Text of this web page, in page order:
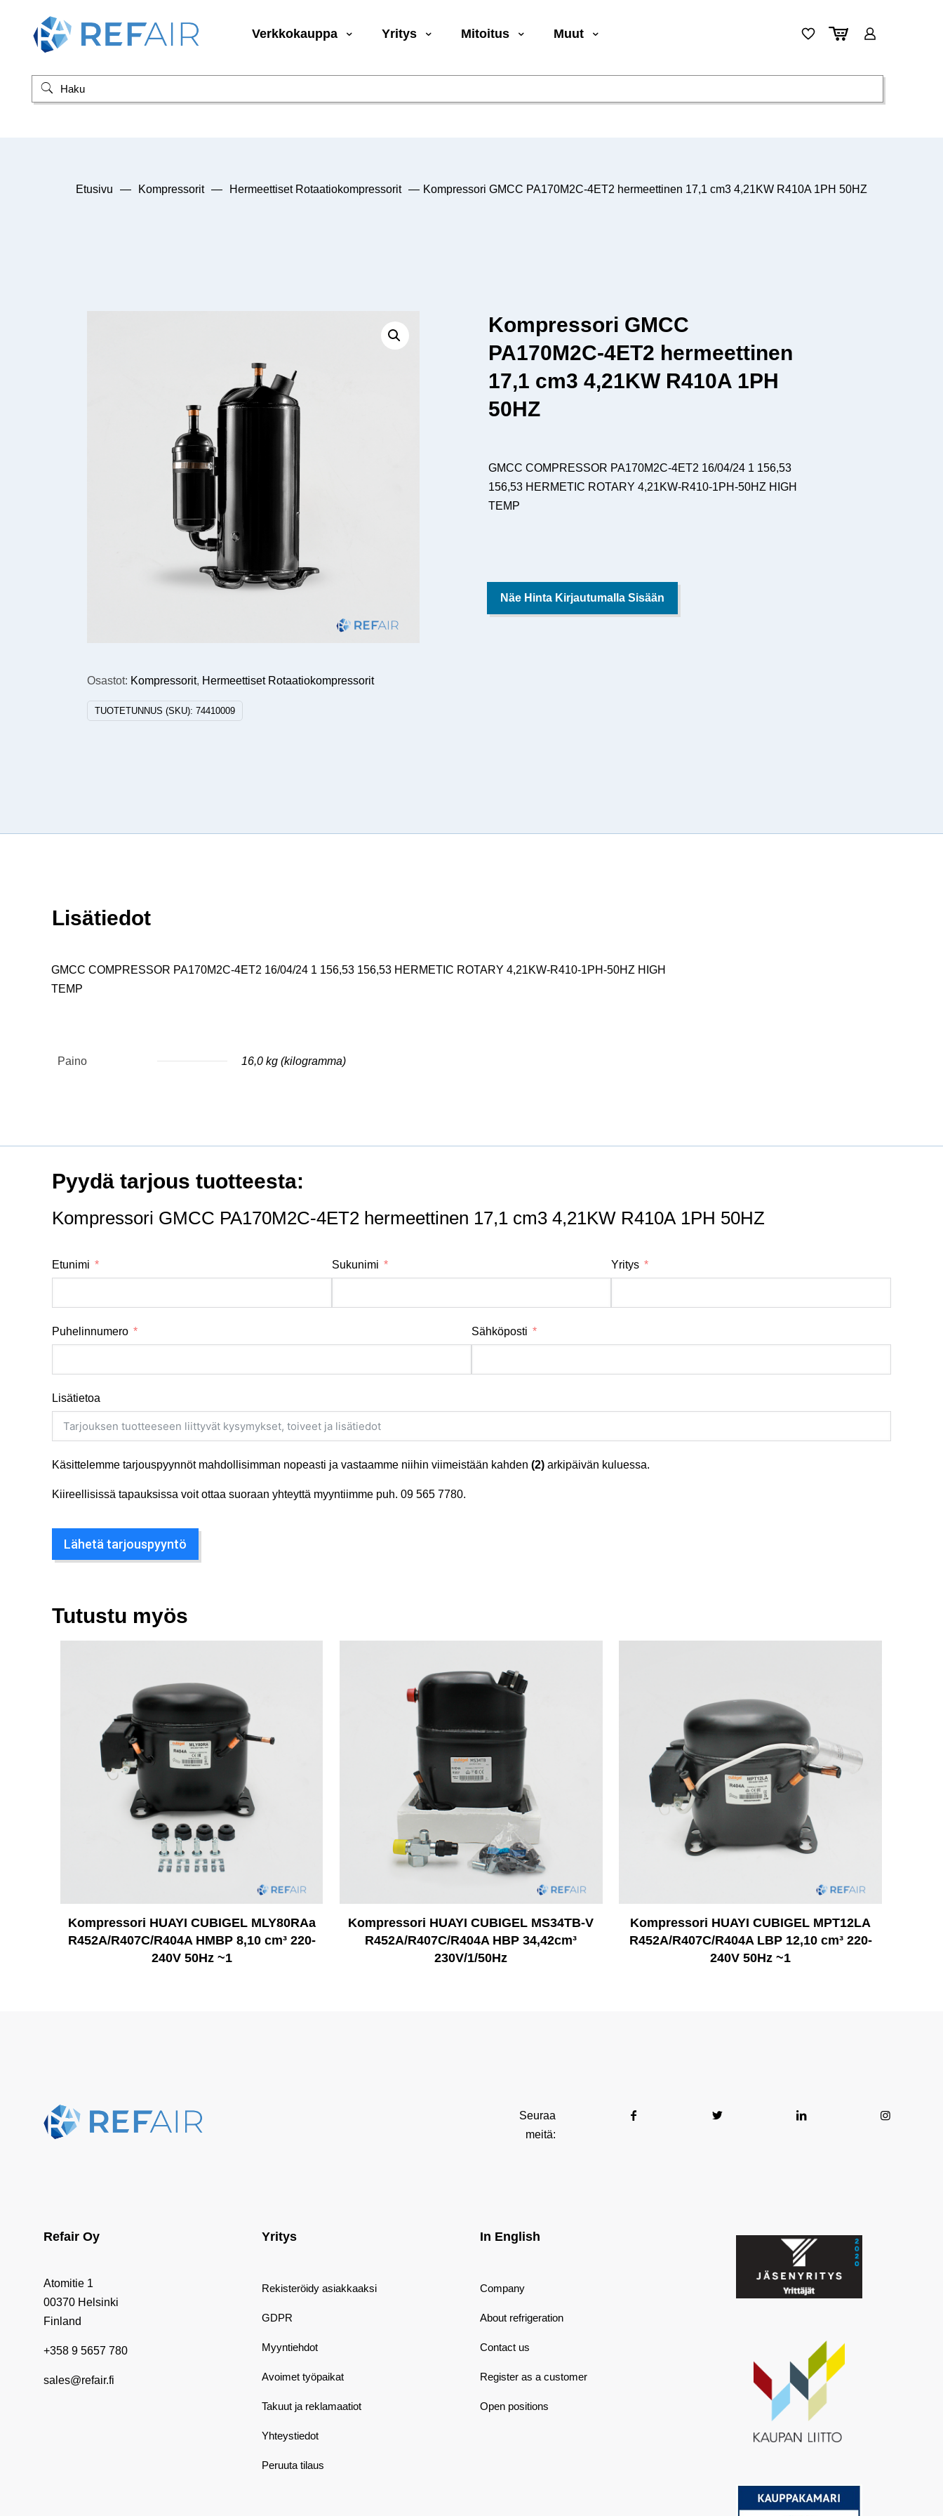
Verkkokauppa Yritys Mitoitus Muut
Etusivu — Kompressorit — Hermeettiset Rotaatiokompressorit — Kompressori GMCC PA170M2C-4ET2 hermeettinen 17,1 cm3 4,21KW R410A 1PH 50HZ
Osastot: Kompressorit, Hermeettiset Rotaatiokompressorit
TUOTETUNNUS (SKU):74410009
Kompressori GMCC
PA170M2C-4ET2 hermeettinen
17,1 cm3 4,21KW R410A 1PH
50HZ
GMCC COMPRESSOR PA170M2C-4ET2 16/04/24 1 156,53
156,53 HERMETIC ROTARY 4,21KW-R410-1PH-50HZ HIGH
TEMP
Näe Hinta Kirjautumalla Sisään
Lisätiedot
GMCC COMPRESSOR PA170M2C-4ET2 16/04/24 1 156,53 156,53 HERMETIC ROTARY 4,21KW-R410-1PH-50HZ HIGH
TEMP
Paino 16,0 kg (kilogramma)
Pyydä tarjous tuotteesta:
Kompressori GMCC PA170M2C-4ET2 hermeettinen 17,1 cm3 4,21KW R410A 1PH 50HZ
Etunimi Sukunimi Yritys
Puhelinnumero Sähköposti
Lisätietoa
Käsittelemme tarjouspyynnöt mahdollisimman nopeasti ja vastaamme niihin viimeistään kahden (2) arkipäivän kuluessa.
Kiireellisissä tapauksissa voit ottaa suoraan yhteyttä myyntiimme puh. 09 565 7780.
Lähetä tarjouspyyntö
Tutustu myös
Kompressori HUAYI CUBIGEL MLY80RAa
R452A/R407C/R404A HMBP 8,10 cm³ 220-
240V 50Hz ~1
Kompressori HUAYI CUBIGEL MS34TB-V
R452A/R407C/R404A HBP 34,42cm³
230V/1/50Hz
Kompressori HUAYI CUBIGEL MPT12LA
R452A/R407C/R404A LBP 12,10 cm³ 220-
240V 50Hz ~1
Seuraa
meitä:
Refair Oy
Atomitie 1
00370 Helsinki
Finland
+358 9 5657 780
sales@refair.fi
Yritys
Rekisteröidy asiakkaaksi
GDPR
Myyntiehdot
Avoimet työpaikat
Takuut ja reklamaatiot
Yhteystiedot
Peruuta tilaus
In English
Company
About refrigeration
Contact us
Register as a customer
Open positions